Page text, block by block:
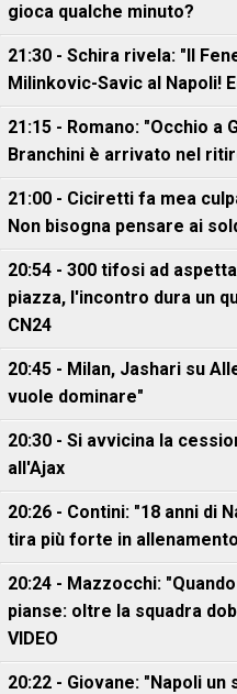
gioca qualche minuto?
21:30 - Schira rivela: "Il
Milinkovic-Savic al Napoli!
21:15 - Romano: "Occhio a
Branchini è arrivato nel
21:00 - Ciciretti fa mea
Non bisogna pensare ai
20:54 - 300 tifosi ad
piazza, l'incontro dura un
CN24
20:45 - Milan, Jashari su
vuole dominare"
20:30 - Si avvicina la
all'Ajax
20:26 - Contini: "18 anni di
tira più forte in
20:24 - Mazzocchi:
pianse: oltre la squadra
VIDEO
20:22 - Giovane: "Napoli